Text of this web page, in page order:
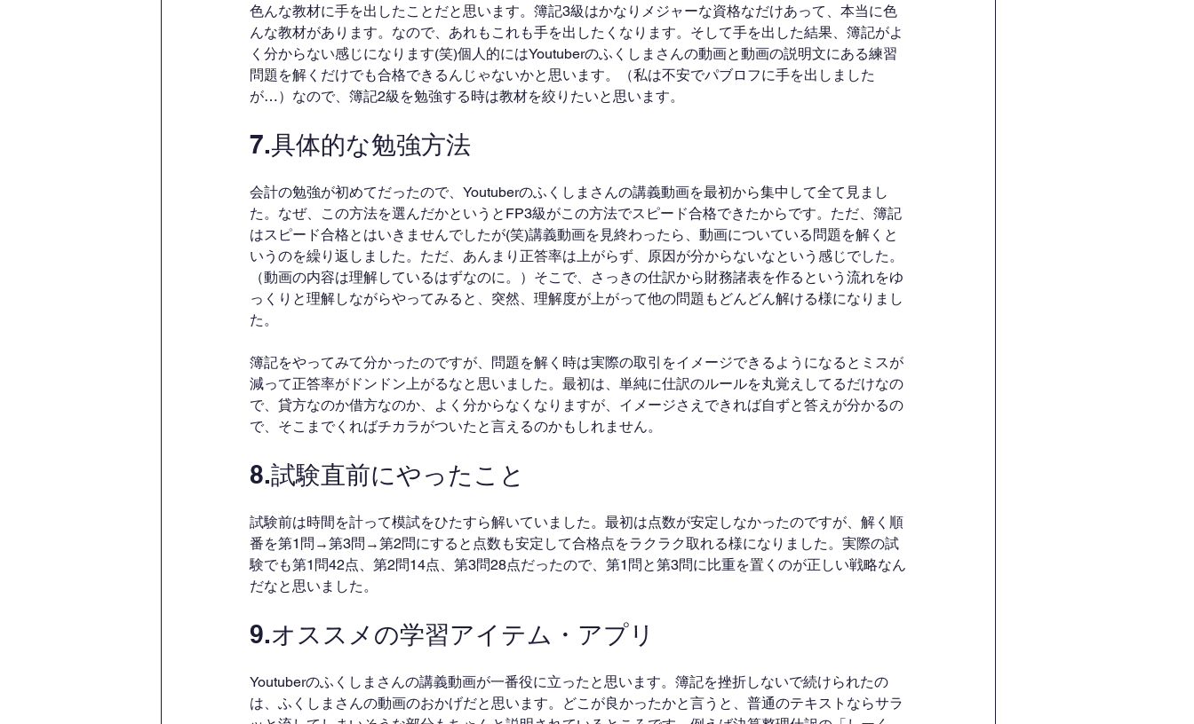
色んな教材に手を出したことだと思います。簿記3級はかなりメジャーな資格なだけあって、本当に色
んな教材があります。なので、あれもこれも手を出したくなります。そして手を出した結果、簿記がよ
く分からない感じになります(笑)個人的にはYoutuberのふくしまさんの動画と動画の説明文にある練習
問題を解くだけでも合格できるんじゃないかと思います。（私は不安でパブロフに手を出しました
が…）なので、簿記2級を勉強する時は教材を絞りたいと思います。
7.具体的な勉強方法
会計の勉強が初めてだったので、Youtuberのふくしまさんの講義動画を最初から集中して全て見まし
た。なぜ、この方法を選んだかというとFP3級がこの方法でスピード合格できたからです。ただ、簿記
はスピード合格とはいきませんでしたが(笑)講義動画を見終わったら、動画についている問題を解くと
いうのを繰り返しました。ただ、あんまり正答率は上がらず、原因が分からないなという感じでした。
（動画の内容は理解しているはずなのに。）そこで、さっきの仕訳から財務諸表を作るという流れをゆ
っくりと理解しながらやってみると、突然、理解度が上がって他の問題もどんどん解ける様になりまし
た。
簿記をやってみて分かったのですが、問題を解く時は実際の取引をイメージできるようになるとミスが
減って正答率がドンドン上がるなと思いました。最初は、単純に仕訳のルールを丸覚えしてるだけなの
で、貸方なのか借方なのか、よく分からなくなりますが、イメージさえできれば自ずと答えが分かるの
で、そこまでくればチカラがついたと言えるのかもしれません。
8.試験直前にやったこと
試験前は時間を計って模試をひたすら解いていました。最初は点数が安定しなかったのですが、解く順
番を第1問→第3問→第2問にすると点数も安定して合格点をラクラク取れる様になりました。実際の試
験でも第1問42点、第2問14点、第3問28点だったので、第1問と第3問に比重を置くのが正しい戦略なん
だなと思いました。
9.オススメの学習アイテム・アプリ
Youtuberのふくしまさんの講義動画が一番役に立ったと思います。簿記を挫折しないで続けられたの
は、ふくしまさんの動画のおかげだと思います。どこが良かったかと言うと、普通のテキストならサラ